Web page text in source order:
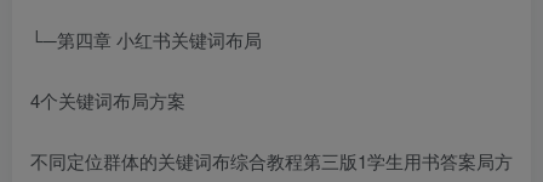
└─第四章 小红书关键词布局
4个关键词布局方案
不同定位群体的关键词布综合教程第三版1学生用书答案局方